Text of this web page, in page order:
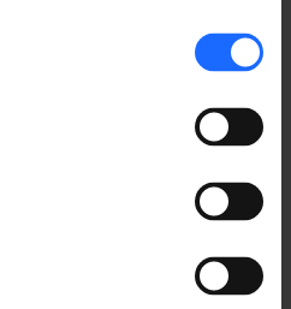
las CNAs, al igual que
asignar directamente
el proceso en torno a los
garantiza que nos
continuamente la
las soluciones de red que